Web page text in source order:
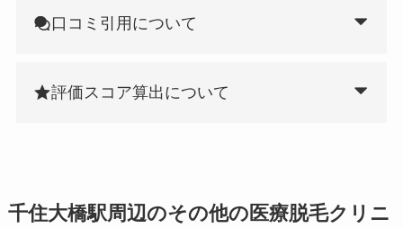
口コミ引用について
評価スコア算出について
千住大橋駅周辺のその他の医療脱毛クリニ